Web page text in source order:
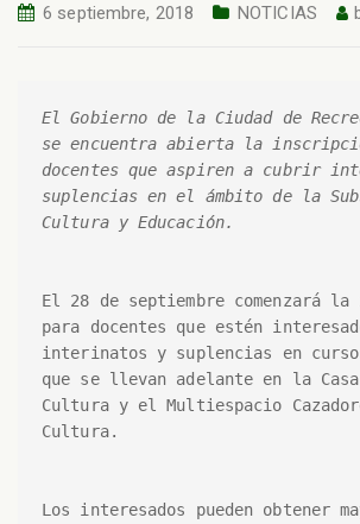
6 septiembre, 2018 NOTICIAS
El Gobierno de la Ciudad de
se encuentra abierta la
docentes que aspiren a cubrir
suplencias en el ámbito de la
Cultura y Educación.
El 28 de septiembre comenzará
para docentes que estén
interinatos y suplencias en
que se llevan adelante en la
Cultura y el Multiespacio
Cultura.
Los interesados pueden obtener